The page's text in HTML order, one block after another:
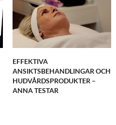
EFFEKTIVA
ANSIKTSBEHANDLINGAR OCH
HUDVÅRDSPRODUKTER –
ANNA TESTAR